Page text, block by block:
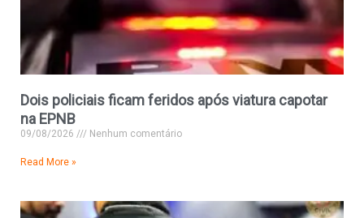
Dois policiais ficam feridos após viatura capotar
na EPNB
09/08/2026 Nenhum comentário
Read More »